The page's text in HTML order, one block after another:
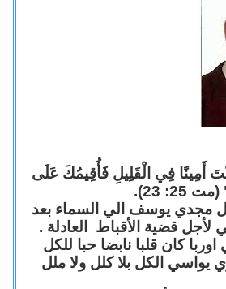
أَمِينًا فِي الْقَلِيلِ فَأُقِيمُكَ عَلَى
23).
مجدي يوسف الي السماء بعد
قضية الأقباط العادلة .
كان قلبا نابضا حبا للكل
يواسي الكل بلا كلل ولا ملل